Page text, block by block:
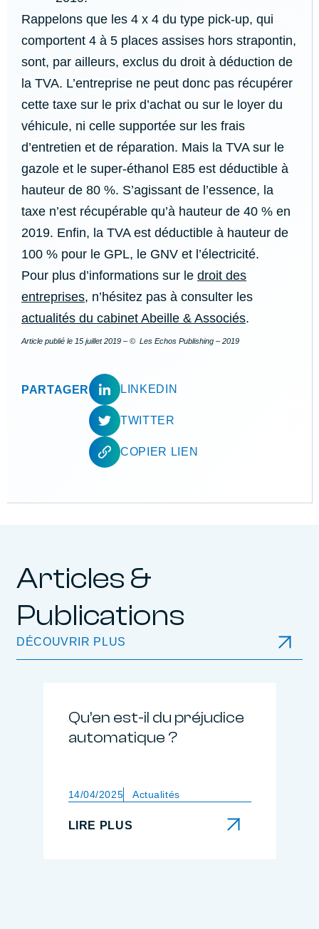
Rappelons que les 4 x 4 du type pick-up, qui
comportent 4 à 5 places assises hors strapontin,
sont, par ailleurs, exclus du droit à déduction de
la TVA. L’entreprise ne peut donc pas récupérer
cette taxe sur le prix d’achat ou sur le loyer du
véhicule, ni celle supportée sur les frais
d’entretien et de réparation. Mais la TVA sur le
gazole et le super-éthanol E85 est déductible à
hauteur de 80 %. S’agissant de l’essence, la
taxe n’est récupérable qu’à hauteur de 40 % en
2019. Enfin, la TVA est déductible à hauteur de
100 % pour le GPL, le GNV et l’électricité.
Pour plus d’informations sur le droit des
entreprises, n’hésitez pas à consulter les
actualités du cabinet Abeille & Associés.
Article publié le 15 juillet 2019 – © Les Echos Publishing – 2019
PARTAGER LINKEDIN
TWITTER
COPIER LIEN
Articles &
Publications
DÉCOUVRIR PLUS
Qu’en est-il du préjudice
automatique ?
14/04/2025 Actualités
LIRE PLUS